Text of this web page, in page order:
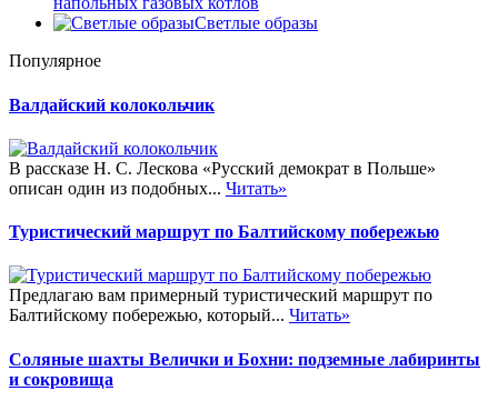
Светлые образы
Популярное
Валдайский колокольчик
В рассказе Н. С. Лескова «Русский демократ в Польше»
описан один из подобных... Читать»
Туристический маршрут по Балтийскому побережью
Предлагаю вам примерный туристический маршрут по
Балтийскому побережью, который... Читать»
Соляные шахты Велички и Бохни: подземные лабиринты
и сокровища